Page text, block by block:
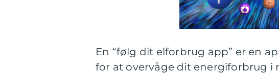
En “følg dit elforbrug app” er en
for at overvåge dit energiforbrug i